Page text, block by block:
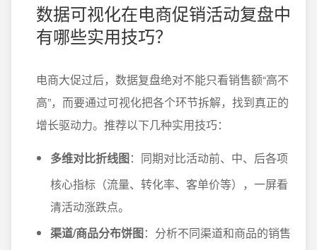
数据可视化在电商促销活动复盘中
有哪些实用技巧？
电商大促过后，数据复盘绝对不能只看销售额“高不
高”，而要通过可视化把各个环节拆解，找到真正的
增长驱动力。推荐以下几种实用技巧：
多维对比折线图：同期对比活动前、中、后各项
核心指标（流量、转化率、客单价等），一屏看
清活动涨跌点。
渠道/商品分布饼图：分析不同渠道和商品的销售